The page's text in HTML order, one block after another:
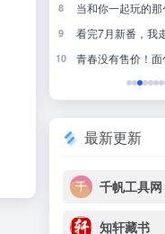
629.6万
看完7月新番，我走火入魔！浑身燥热！【泛式】 164.9万
194.1万
8
9
近
10 一
最新更新
千帆工具网
知轩藏书